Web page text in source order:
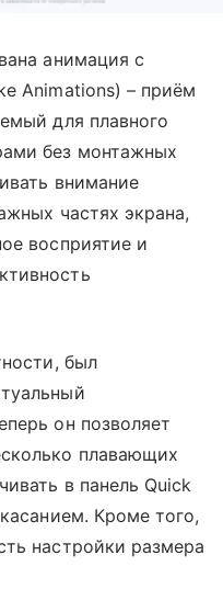
анимация с
Animations) – приём
для плавного
без монтажных
внимание
частях экрана,
восприятие и
был
он позволяет
плавающих
в панель Quick
Кроме того,
настройки размера